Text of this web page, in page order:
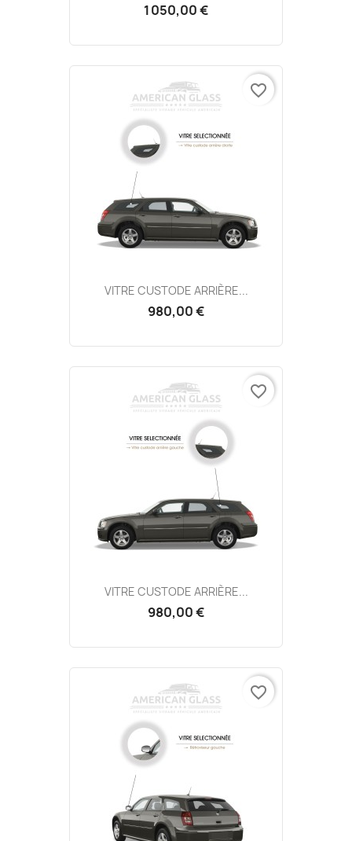
1 050,00 €
VITRE CUSTODE ARRIÈRE...
980,00 €
favorite_border
VITRE CUSTODE ARRIÈRE...
980,00 €
favorite_border
favorite_border